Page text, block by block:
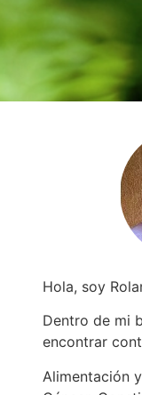
Hola, soy
Dentro de mi
encontrar
Alimentación